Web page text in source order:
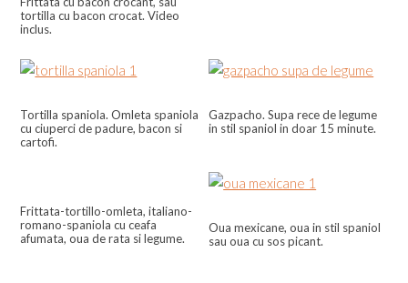
tortilla cu bacon crocat. Video
inclus.
Tortilla spaniola. Omleta spaniola
cu ciuperci de padure, bacon si
cartofi.
Gazpacho. Supa rece de legume
in stil spaniol in doar 15 minute.
Frittata-tortillo-omleta, italiano-
romano-spaniola cu ceafa
afumata, oua de rata si legume.
Oua mexicane, oua in stil spaniol
sau oua cu sos picant.